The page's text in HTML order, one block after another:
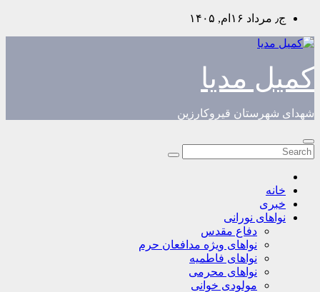
Skip
content
ج٫ مرداد ۱۶ام, ۱۴۰۵
کمیل مدیا
شهدای شهرستان قیروکارزین
خانه
خبری
نواهای نورانی
دفاع مقدس
نواهای ویژه مدافعان حرم
نواهای فاطمیه
نواهای محرمی
مولودی خوانی